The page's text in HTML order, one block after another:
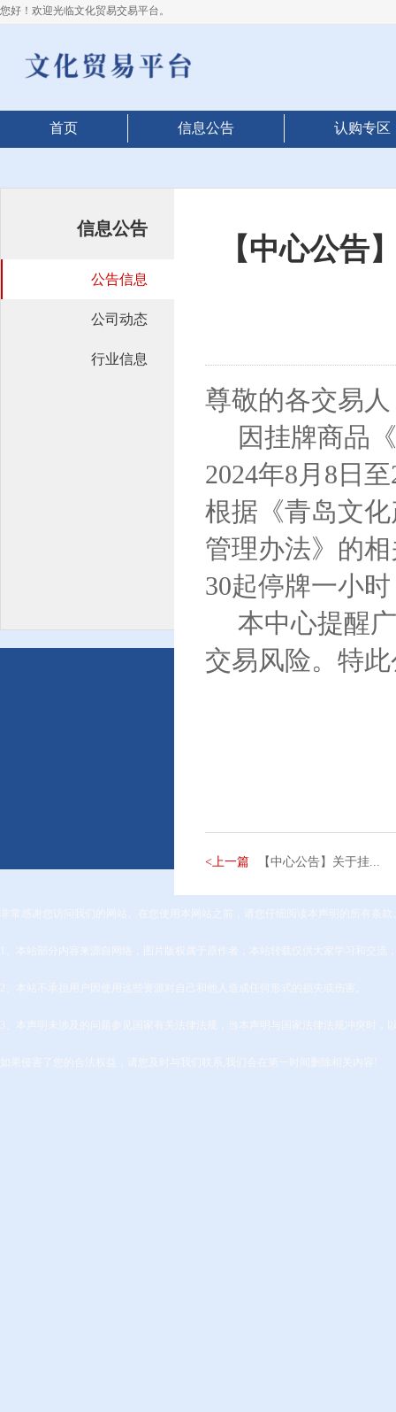
您好！欢迎光临文化贸易交易平台。
首页 信息公告 认购专区
信息公告
公告信息
公司动态
行业信息
【中心公告
尊敬的各交易人
因挂牌商品《
2024年8 月 8 日至
根据《青岛文
管理办法》的
30起停牌一小
本中心提醒
交易风险。特
<上一篇 【中心公告】关于挂...
非常感谢您访问我们的网站。在您使用本网站之前，请您仔细阅读本声明的所有条款
1、本站部分内容来源自网络，图片版权属于原作者，本站转载仅供大家学习和交流
2、本站不承担用户因使用这些资源对自己和他人造成任何形式的损失或伤害。
3、本声明未涉及的问题参见国家有关法律法规，当本声明与国家法律法规冲突时，
如果侵害了您的合法权益，请您及时与我们联系,我们会在第一时间删除相关内容!